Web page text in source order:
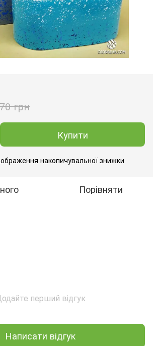
грн
Купити
накопичувальної знижки
Порівняти
перший відгук
Написати відгук